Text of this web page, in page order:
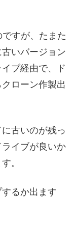
すが、たまた
いバージョン
ブ経由で、ド
ローン作製出
古いのが残っ
イブが良いか
。
るか出ます